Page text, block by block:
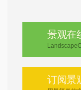
景观在
订阅景